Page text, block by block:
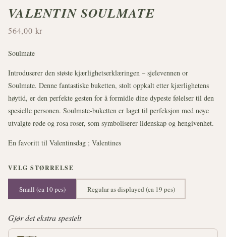
VALENTIN SOULMATE
564,00 kr
Soulmate
Introduserer den støste kjærlighetserklæringen – sjelevennen or
Soulmate. Denne fantastiske buketten, stolt oppkalt etter kjærlighetens
høytid, er den perfekte gesten for å formidle dine dypeste følelser til den
spesielle personen. Soulmate-buketten er laget til perfeksjon med nøye
utvalgte røde og rosa roser, som symboliserer lidenskap og hengivenhet.
En favoritt til Valentinsdag ; Valentines
VELG STØRRELSE
Small (ca 10 pcs) Regular as displayed (ca 19 pcs)
Gjør det ekstra spesielt